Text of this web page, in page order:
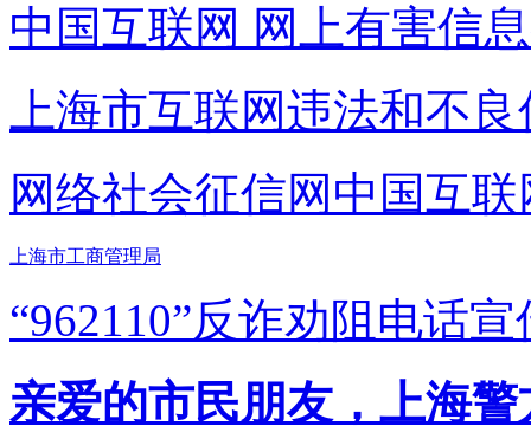
中国互联网 网上有害信
上海市互联网违法和不
网络社会征信网 中国互
上海市工商管理局
“962110”反诈劝阻电话宣
亲爱的市民朋友，上海